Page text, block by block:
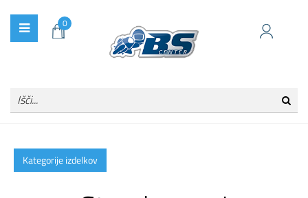
0
Kategorije izdelkov